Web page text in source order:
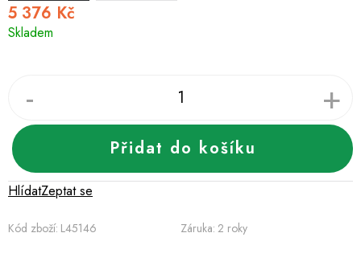
5 376 Kč
Skladem
Přidat do košíku
Kód zboží: L45146 Záruka: 2 roky
Zeptat se
Hlídat